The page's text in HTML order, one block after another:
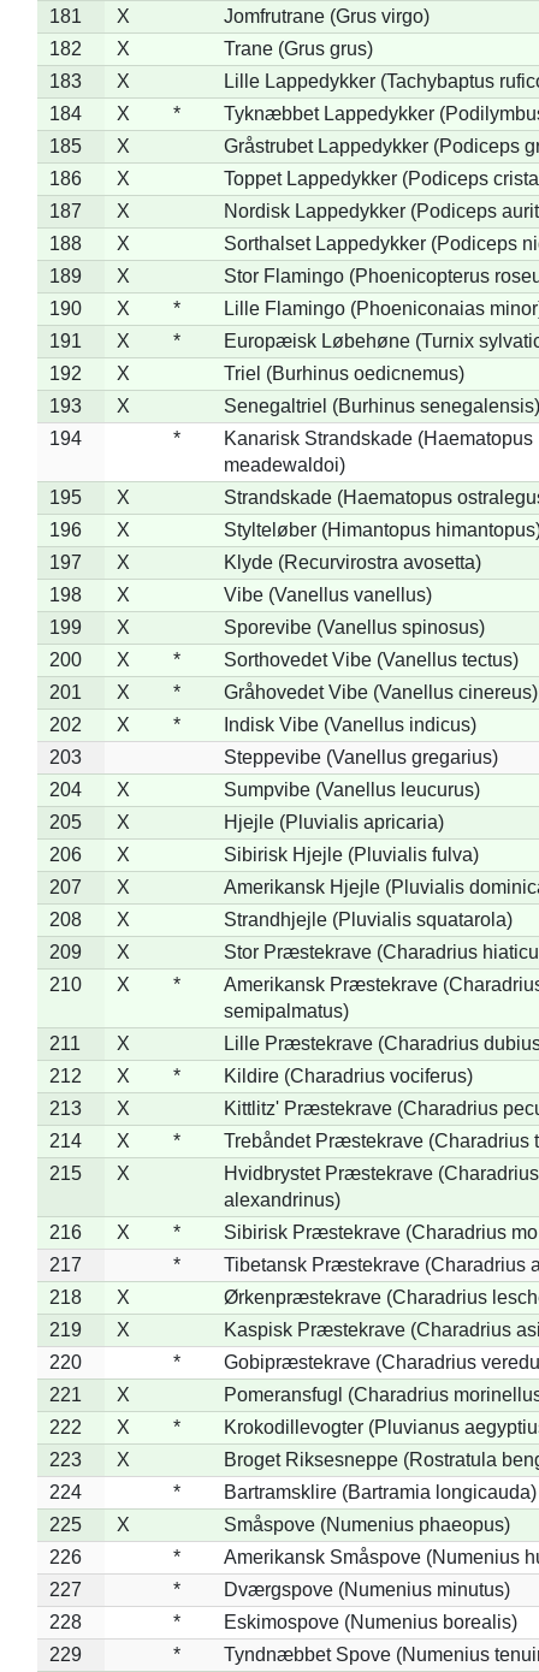
181
X
Jomfrutrane (Grus virgo)
182
X
Trane (Grus grus)
183
X
Lille Lappedykker (Tachybaptus
184
X *
Tyknæbbet Lappedykker
185
X
Gråstrubet Lappedykker (Podiceps
186
X
Toppet Lappedykker (Podiceps
187
X
Nordisk Lappedykker (Podiceps
188
X
Sorthalset Lappedykker (Podiceps
189
X
Stor Flamingo (Phoenicopterus
190
X *
Lille Flamingo (Phoeniconaias
191
X *
Europæisk Løbehøne (Turnix
192
X
Triel (Burhinus oedicnemus)
193
X
Senegaltriel (Burhinus senegalensis)
194
*
Kanarisk Strandskade (Haematopus
meadewaldoi)
195
X
Strandskade (Haematopus
196
X
Stylteløber (Himantopus
197
X
Klyde (Recurvirostra avosetta)
198
X
Vibe (Vanellus vanellus)
199
X
Sporevibe (Vanellus spinosus)
200
X *
Sorthovedet Vibe (Vanellus tectus)
201
X *
Gråhovedet Vibe (Vanellus cinereus)
202
X *
Indisk Vibe (Vanellus indicus)
203
Steppevibe (Vanellus gregarius)
204
X
Sumpvibe (Vanellus leucurus)
205
X
Hjejle (Pluvialis apricaria)
206
X
Sibirisk Hjejle (Pluvialis fulva)
207
X
Amerikansk Hjejle (Pluvialis
208
X
Strandhjejle (Pluvialis squatarola)
209
X
Stor Præstekrave (Charadrius
210
X *
Amerikansk Præstekrave
semipalmatus)
211
X
Lille Præstekrave (Charadrius
212
X *
Kildire (Charadrius vociferus)
213
X
Kittlitz' Præstekrave (Charadrius
214
X *
Trebåndet Præstekrave (Charadrius
215
X
Hvidbrystet Præstekrave (Charadrius
alexandrinus)
216
X *
Sibirisk Præstekrave (Charadrius
217
*
Tibetansk Præstekrave (Charadrius
218
X
Ørkenpræstekrave (Charadrius
219
X
Kaspisk Præstekrave (Charadrius
220
*
Gobipræstekrave (Charadrius
221
X
Pomeransfugl (Charadrius
222
X *
Krokodillevogter (Pluvianus
223
X
Broget Riksesneppe (Rostratula
224
*
Bartramsklire (Bartramia longicauda)
225
X
Småspove (Numenius phaeopus)
226
*
Amerikansk Småspove (Numenius
227
*
Dværgspove (Numenius minutus)
228
*
Eskimospove (Numenius borealis)
229
* Tyndnæbbet Spove (Numenius